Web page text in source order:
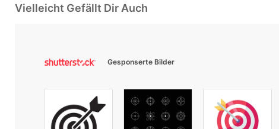
Vielleicht Gefällt Dir Auch
Gesponserte Bilder